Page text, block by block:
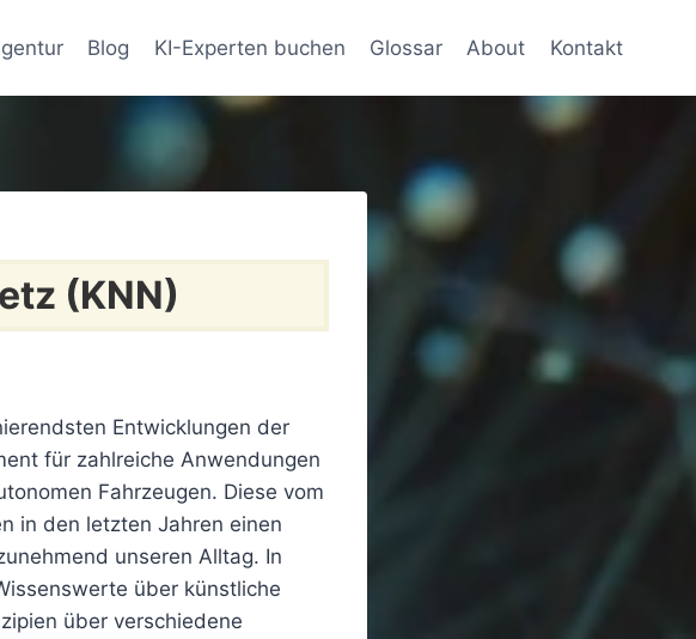
Blog KI-Experten buchen Glossar About Kontakt
(KNN)
Entwicklungen der
für zahlreiche Anwendungen
Fahrzeugen. Diese vom
in den letzten Jahren einen
unseren Alltag. In
über künstliche
über verschiedene